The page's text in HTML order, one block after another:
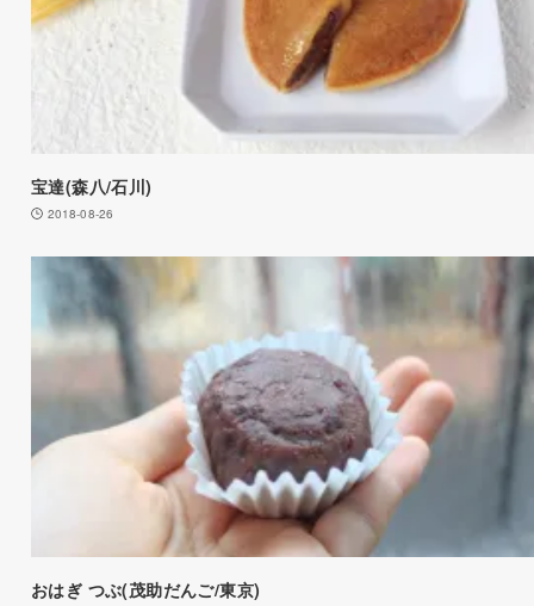
宝達(森八/石川)
2018-08-26
おはぎ つぶ(茂助だんご/東京)